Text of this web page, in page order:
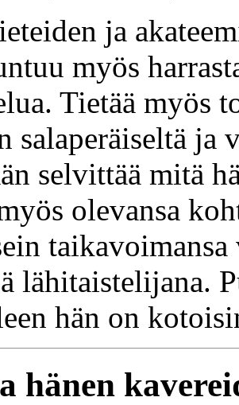
ja
myös
Tietää myös
salaperäiseltä
selvittää mitä
olevansa
lähitaistelijana.
hän on
hänen